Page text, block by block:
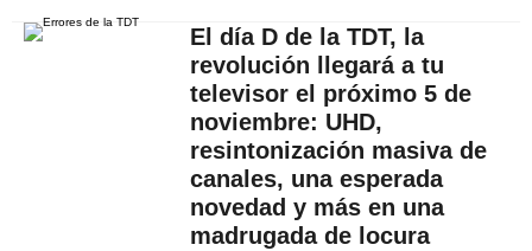
El día D de la TDT, la
revolución llegará a tu
televisor el próximo 5 de
noviembre: UHD,
resintonización masiva de
canales, una esperada
novedad y más en una
madrugada de locura